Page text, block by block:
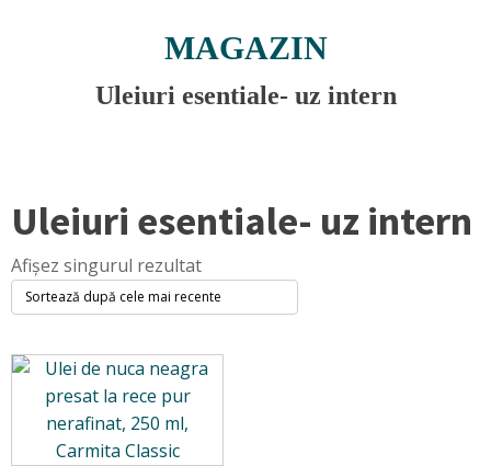
MAGAZIN
Uleiuri esentiale- uz intern
Uleiuri esentiale- uz intern
Afișez singurul rezultat